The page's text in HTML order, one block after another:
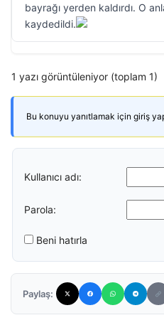
bayrağı yerden kaldırdı. O
kaydedildi.
1 yazı görüntüleniyor (toplam 1)
Bu konuyu yanıtlamak için giriş
Kullanıcı adı:
Parola:
Beni hatırla
Paylaş: